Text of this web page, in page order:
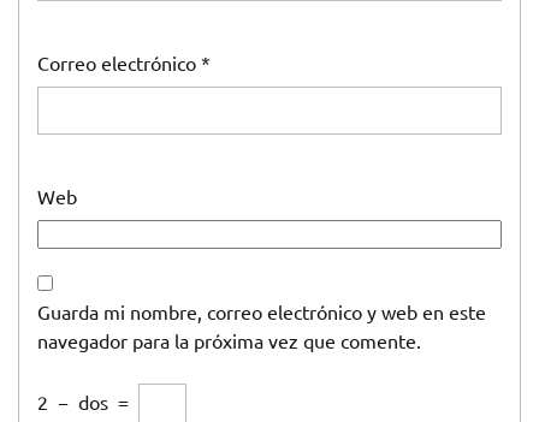
Correo electrónico *
Web
Guarda mi nombre, correo electrónico y web en este
navegador para la próxima vez que comente.
2 − dos =